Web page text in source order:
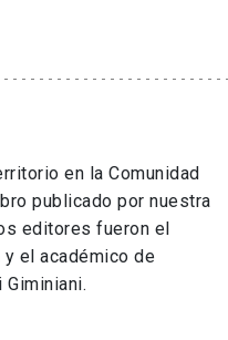
en la Comunidad
publicado por nuestra
editores fueron el
y el académico de